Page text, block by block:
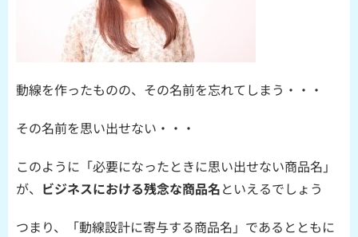
動線を作ったものの、その名前を忘れてしまう・・・
その名前を思い出せない・・・
このように「必要になったときに思い出せない商品名」
が、 ビジネスにおける残念な商品名といえるでしょう
つまり、「動線設計に寄与する商品名」であるとともに